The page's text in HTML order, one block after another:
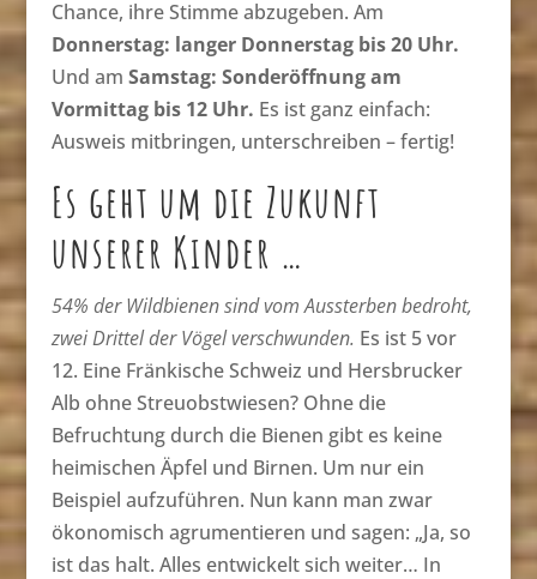
Chance, ihre Stimme abzugeben. Am
Donnerstag: langer Donnerstag bis 20 Uhr.
Und am Samstag: Sonderöffnung am
Vormittag bis 12 Uhr. Es ist ganz einfach:
Ausweis mitbringen, unterschreiben – fertig!
Es geht um die Zukunft
unserer Kinder …
54% der Wildbienen sind vom Aussterben bedroht,
zwei Drittel der Vögel verschwunden. Es ist 5 vor
12. Eine Fränkische Schweiz und Hersbrucker
Alb ohne Streuobstwiesen? Ohne die
Befruchtung durch die Bienen gibt es keine
heimischen Äpfel und Birnen. Um nur ein
Beispiel aufzuführen. Nun kann man zwar
ökonomisch agrumentieren und sagen: „Ja, so
ist das halt. Alles entwickelt sich weiter… In